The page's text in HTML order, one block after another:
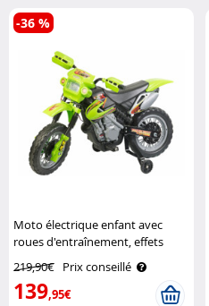
manches
Moto électrique enfant avec
roues d'entraînement, effets
sonores et lumineux Playtastic
219,90€ Prix conseillé
139,95€
-36 %